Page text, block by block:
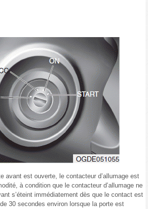
avant est ouverte, le contacteur d’allumage est
à condition que le contacteur d’allumage ne
s’éteint immédiatement dès que le contact est
30 secondes environ lorsque la porte est